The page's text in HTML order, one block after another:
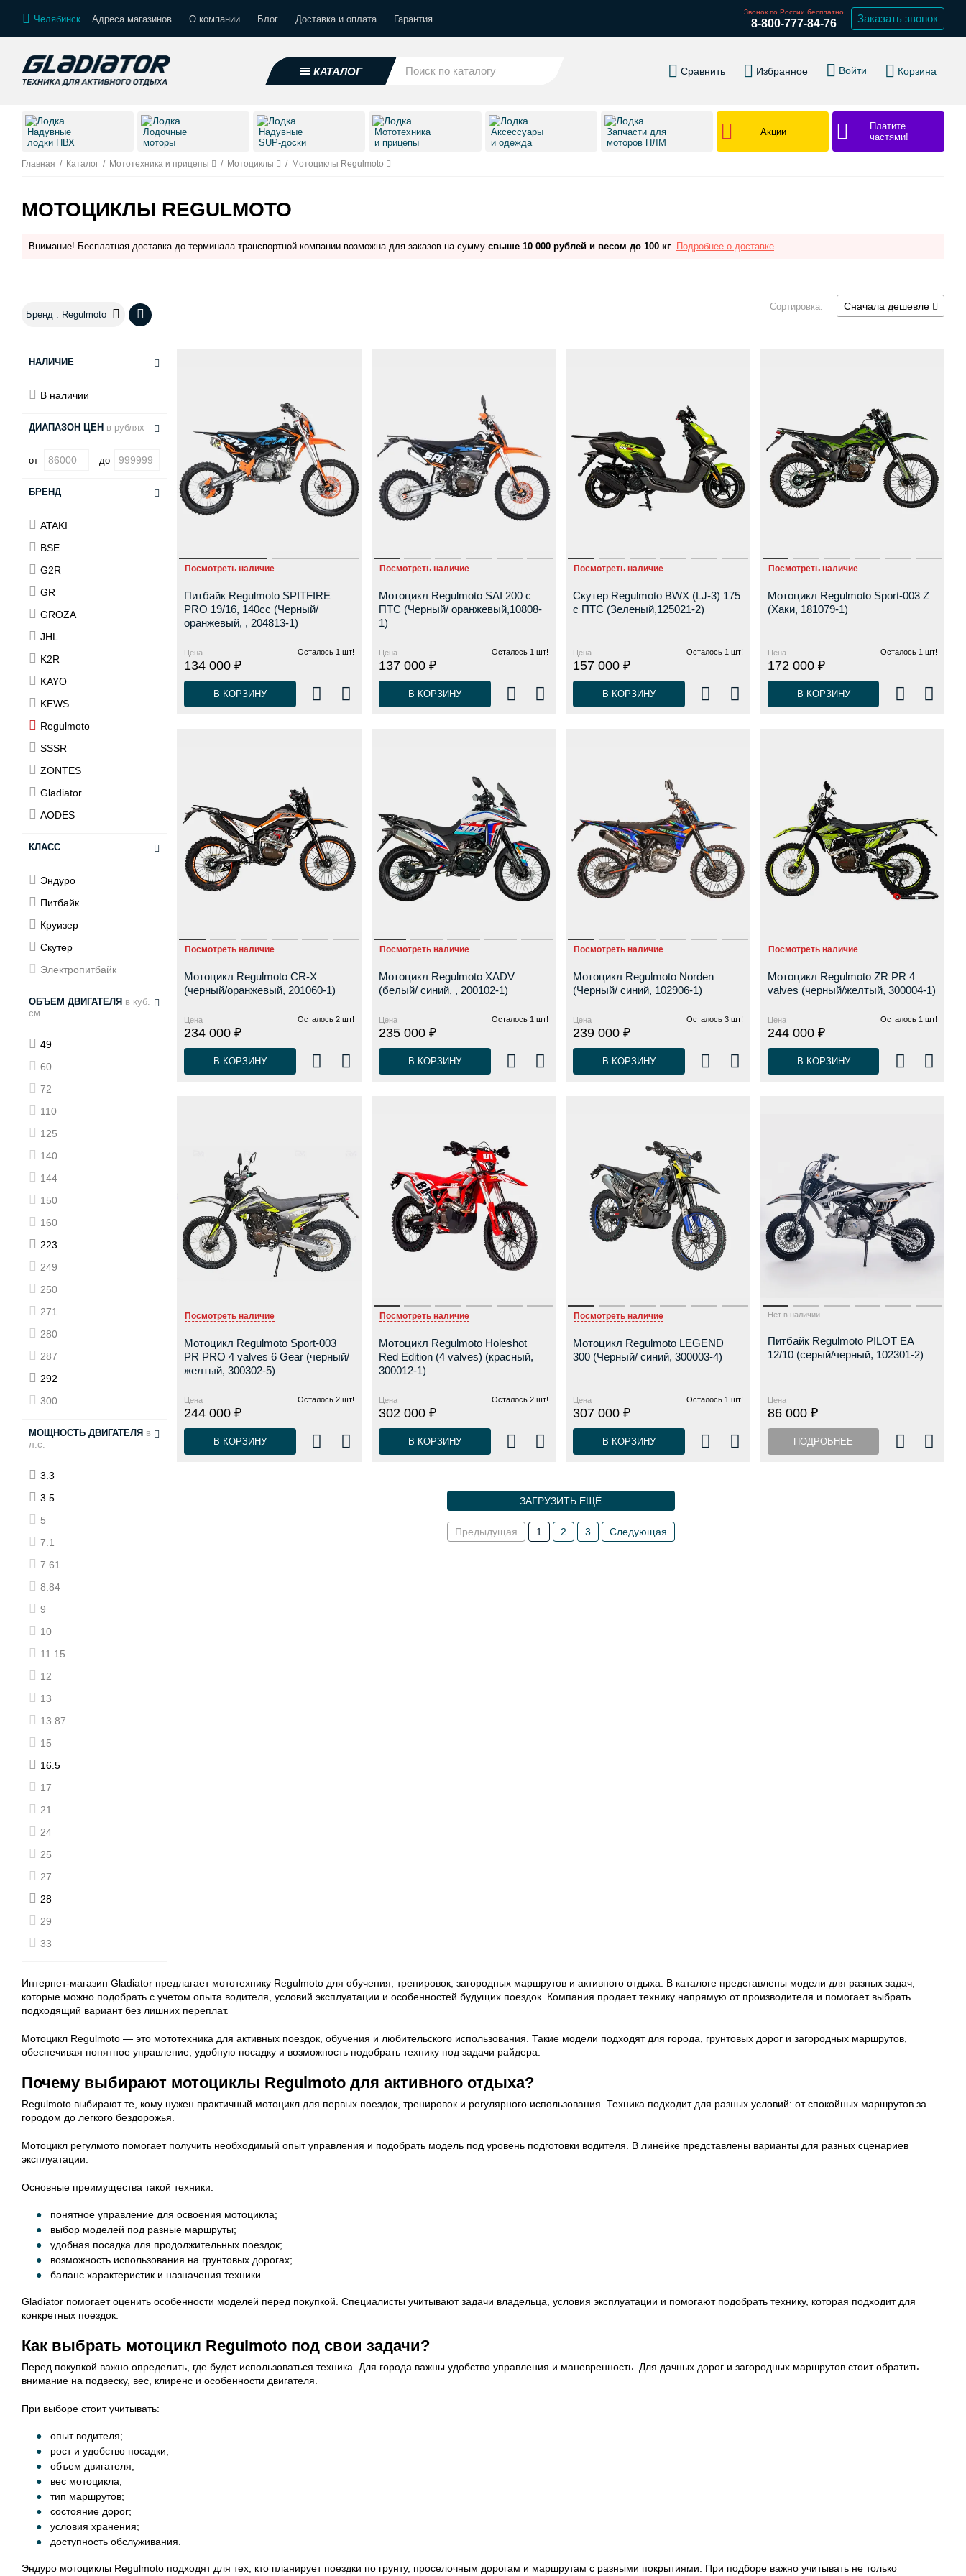
Челябинск Адреса магазинов О компании Блог Доставка и оплата Гарантия
Звонок по России бесплатно
8-800-777-84-76 Заказать звонок
КАТАЛОГ Сравнить Избранное Войти Корзина
Надувные
лодки ПВХ
Лодочные
моторы
Надувные
SUP-доски
Мототехника
и прицепы
Аксессуары
и одежда
Запчасти для
моторов ПЛМ
Акции
Платите
частями!
Главная / Каталог / Мототехника и прицепы / Мотоциклы / Мотоциклы Regulmoto
МОТОЦИКЛЫ REGULMOTO
Внимание! Бесплатная доставка до терминала транспортной компании возможна для заказов на сумму свыше 10 000 рублей и весом до 100 кг. Подробнее о доставке
Бренд : Regulmoto
Сортировка: Сначала дешевле
НАЛИЧИЕ
В наличии
ДИАПАЗОН ЦЕН в рублях
от до
БРЕНД
ATAKI
BSE
G2R
GR
GROZA
JHL
K2R
KAYO
KEWS
Regulmoto
SSSR
ZONTES
Gladiator
AODES
КЛАСС
Эндуро
Питбайк
Круизер
Скутер
Электропитбайк
ОБЪЕМ ДВИГАТЕЛЯ в куб.
см
49
60
72
110
125
140
144
150
160
223
249
250
271
280
287
292
300
МОЩНОСТЬ ДВИГАТЕЛЯ в
л.с.
3.3
3.5
5
7.1
7.61
8.84
9
10
11.15
12
13
13.87
15
16.5
17
21
24
25
27
28
29
33
Посмотреть наличие
Питбайк Regulmoto SPITFIRE
PRO 19/16, 140cc (Черный/
оранжевый, , 204813-1)
Цена
134 000 ₽
Осталось 1 шт!
В КОРЗИНУ
Посмотреть наличие
Мотоцикл Regulmoto SAI 200 с
ПТС (Черный/ оранжевый,10808-
1)
Цена
137 000 ₽
Осталось 1 шт!
В КОРЗИНУ
Посмотреть наличие
Скутер Regulmoto BWX (LJ-3) 175
c ПТС (Зеленый,125021-2)
Цена
157 000 ₽
Осталось 1 шт!
В КОРЗИНУ
Посмотреть наличие
Мотоцикл Regulmoto Sport-003 Z
(Хаки, 181079-1)
Цена
172 000 ₽
Осталось 1 шт!
В КОРЗИНУ
Посмотреть наличие
Мотоцикл Regulmoto CR-X
(черный/оранжевый, 201060-1)
Цена
234 000 ₽
Осталось 2 шт!
В КОРЗИНУ
Посмотреть наличие
Мотоцикл Regulmoto XADV
(белый/ синий, , 200102-1)
Цена
235 000 ₽
Осталось 1 шт!
В КОРЗИНУ
Посмотреть наличие
Мотоцикл Regulmoto Norden
(Черный/ синий, 102906-1)
Цена
239 000 ₽
Осталось 3 шт!
В КОРЗИНУ
Посмотреть наличие
Мотоцикл Regulmoto ZR PR 4
valves (черный/желтый, 300004-1)
Цена
244 000 ₽
Осталось 1 шт!
В КОРЗИНУ
Посмотреть наличие
Мотоцикл Regulmoto Sport-003
PR PRO 4 valves 6 Gear (черный/
желтый, 300302-5)
Цена
244 000 ₽
Осталось 2 шт!
В КОРЗИНУ
Посмотреть наличие
Мотоцикл Regulmoto Holeshot
Red Edition (4 valves) (красный,
300012-1)
Цена
302 000 ₽
Осталось 2 шт!
В КОРЗИНУ
Посмотреть наличие
Мотоцикл Regulmoto LEGEND
300 (Черный/ синий, 300003-4)
Цена
307 000 ₽
Осталось 1 шт!
В КОРЗИНУ
Нет в наличии
Питбайк Regulmoto PILOT EA
12/10 (серый/черный, 102301-2)
Цена
86 000 ₽
ПОДРОБНЕЕ
ЗАГРУЗИТЬ ЕЩЁ
Предыдущая 1 2 3 Следующая
Интернет-магазин Gladiator предлагает мототехнику Regulmoto для обучения, тренировок, загородных маршрутов и активного отдыха. В каталоге представлены модели для разных задач,
которые можно подобрать с учетом опыта водителя, условий эксплуатации и особенностей будущих поездок. Компания продает технику напрямую от производителя и помогает выбрать
подходящий вариант без лишних переплат.
Мотоцикл Regulmoto — это мототехника для активных поездок, обучения и любительского использования. Такие модели подходят для города, грунтовых дорог и загородных маршрутов,
обеспечивая понятное управление, удобную посадку и возможность подобрать технику под задачи райдера.
Почему выбирают мотоциклы Regulmoto для активного отдыха?
Regulmoto выбирают те, кому нужен практичный мотоцикл для первых поездок, тренировок и регулярного использования. Техника подходит для разных условий: от спокойных маршрутов за
городом до легкого бездорожья.
Мотоцикл регулмото помогает получить необходимый опыт управления и подобрать модель под уровень подготовки водителя. В линейке представлены варианты для разных сценариев
эксплуатации.
Основные преимущества такой техники:
понятное управление для освоения мотоцикла;
выбор моделей под разные маршруты;
удобная посадка для продолжительных поездок;
возможность использования на грунтовых дорогах;
баланс характеристик и назначения техники.
Gladiator помогает оценить особенности моделей перед покупкой. Специалисты учитывают задачи владельца, условия эксплуатации и помогают подобрать технику, которая подходит для
конкретных поездок.
Как выбрать мотоцикл Regulmoto под свои задачи?
Перед покупкой важно определить, где будет использоваться техника. Для города важны удобство управления и маневренность. Для дачных дорог и загородных маршрутов стоит обратить
внимание на подвеску, вес, клиренс и особенности двигателя.
При выборе стоит учитывать:
опыт водителя;
рост и удобство посадки;
объем двигателя;
вес мотоцикла;
тип маршрутов;
состояние дорог;
условия хранения;
доступность обслуживания.
Эндуро мотоциклы Regulmoto подходят для тех, кто планирует поездки по грунту, проселочным дорогам и маршрутам с разными покрытиями. При подборе важно учитывать не только